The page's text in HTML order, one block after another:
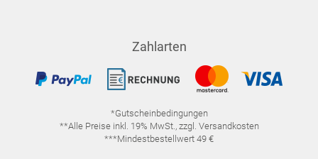
Zahlarten
*Gutscheinbedingungen
**Alle Preise inkl. 19% MwSt., zzgl. Versandkosten
***Mindestbestellwert 49 €